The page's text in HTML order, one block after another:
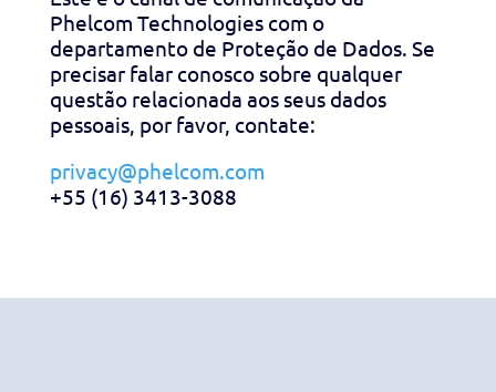
Phelcom Technologies com o
departamento de Proteção de Dados. Se
precisar falar conosco sobre qualquer
questão relacionada aos seus dados
pessoais, por favor, contate:
privacy@phelcom.com
+55 (16) 3413-3088